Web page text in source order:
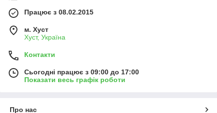
Працює з 08.02.2015
м. Хуст
Хуст, Україна
Контакти
Сьогодні працює з 09:00 до 17:00
Показати весь графік роботи
Про нас